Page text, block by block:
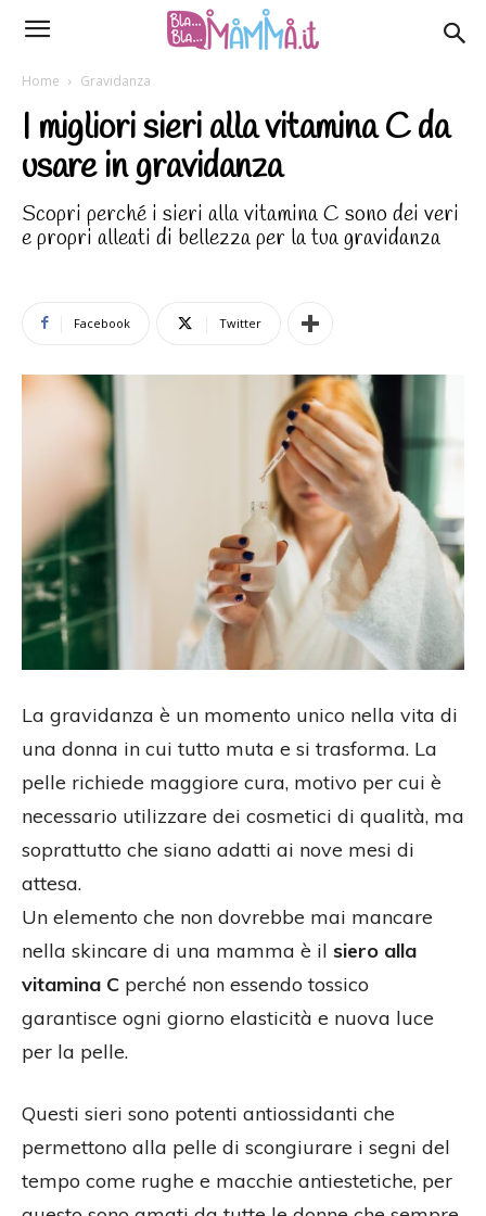
Home Gravidanza
I migliori sieri alla vitamina C da
usare in gravidanza
Scopri perché i sieri alla vitamina C sono dei veri
e propri alleati di bellezza per la tua gravidanza
Facebook Twitter
La gravidanza è un momento unico nella vita di
una donna in cui tutto muta e si trasforma. La
pelle richiede maggiore cura, motivo per cui è
necessario utilizzare dei cosmetici di qualità, ma
soprattutto che siano adatti ai nove mesi di
attesa.
Un elemento che non dovrebbe mai mancare
nella skincare di una mamma è il siero alla
vitamina C perché non essendo tossico
garantisce ogni giorno elasticità e nuova luce
per la pelle.
Questi sieri sono potenti antiossidanti che
permettono alla pelle di scongiurare i segni del
tempo come rughe e macchie antiestetiche, per